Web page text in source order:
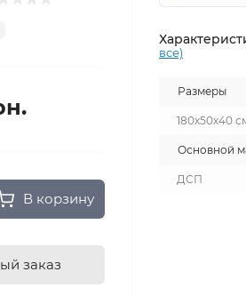
В корзину
заказ
все)
Размеры
180х50х40
Основной
ДСП